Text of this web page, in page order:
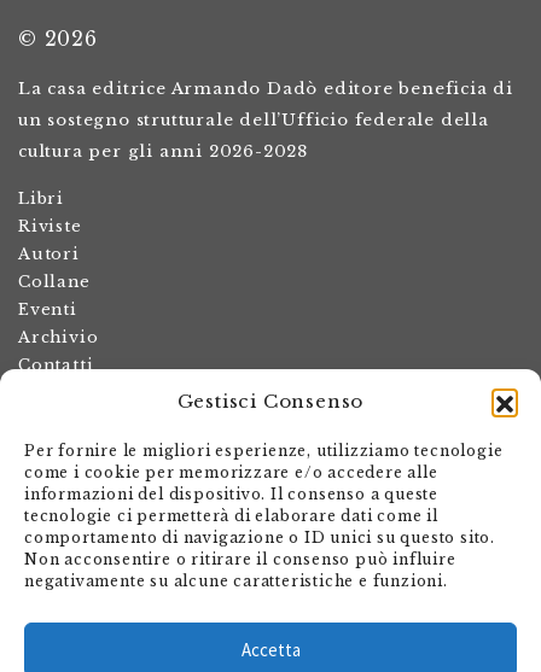
Gestisci Consenso
Per fornire le migliori esperienze, utilizziamo tecnologie
come i cookie per memorizzare e/o accedere alle
informazioni del dispositivo. Il consenso a queste
tecnologie ci permetterà di elaborare dati come il
comportamento di navigazione o ID unici su questo sito.
Non acconsentire o ritirare il consenso può influire
negativamente su alcune caratteristiche e funzioni.
Accetta
© 2026
La casa editrice Armando Dadò editore beneficia di
un sostegno strutturale dell’Ufficio federale della
cultura per gli anni 2026-2028
Libri
Riviste
Autori
Collane
Eventi
Archivio
Contatti
Termini e condizioni
Spese di spedizione
Politica dei resi
Informativa sulla privacy
Il mio account
Carrello
Via Giovanni Antonio Orelli 29